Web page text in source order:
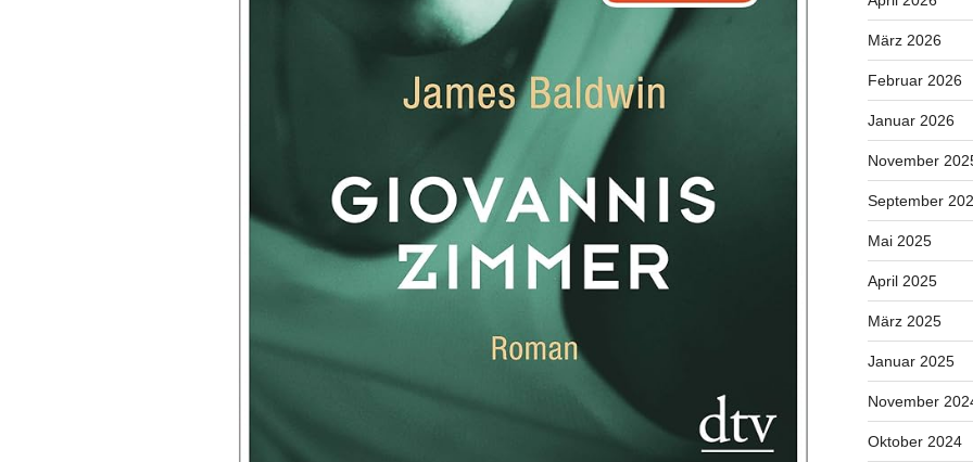
März 2026
Februar 2026
Januar 2026
November
September
Mai 2025
April 2025
März 2025
Januar 2025
November
Oktober 2024